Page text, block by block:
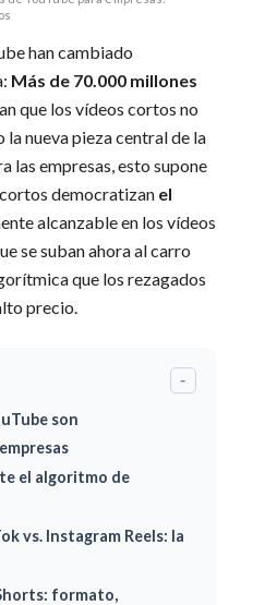
han cambiado
Más de 70.000 millones
que los vídeos cortos no
la nueva pieza central de la
las empresas, esto supone
democratizan el
alcanzable en los vídeos
se suban ahora al carro
que los rezagados
precio.
-
son
el algoritmo de
vs. Instagram Reels: la
formato,